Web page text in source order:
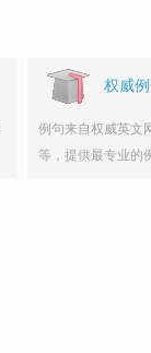
权威
例句来自权威英文
等，提供最专业的